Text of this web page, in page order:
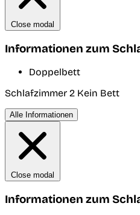
Close modal
Informationen zum
Doppelbett
Schlafzimmer 2 Kein Bett
Alle Informationen
Close modal
Informationen zum